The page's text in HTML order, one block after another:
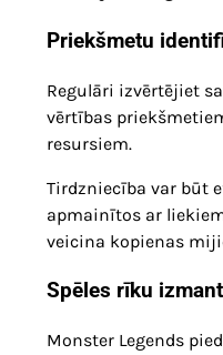
Priekšmetu
Regulāri izvērtējiet
vērtības
resursiem.
Tirdzniecība var būt
apmainītos ar
veicina kopienas
Spēles rīku
Monster Legends